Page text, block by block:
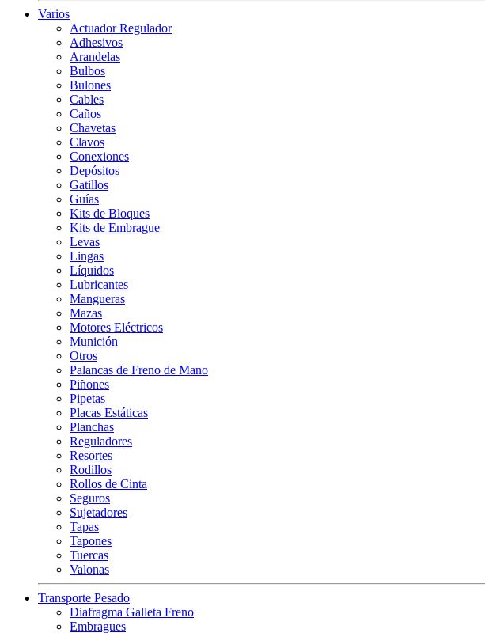
Varios
Actuador Regulador
Adhesivos
Arandelas
Bulbos
Bulones
Cables
Caños
Chavetas
Clavos
Conexiones
Depósitos
Gatillos
Guías
Kits de Bloques
Kits de Embrague
Levas
Lingas
Líquidos
Lubricantes
Mangueras
Mazas
Motores Eléctricos
Munición
Otros
Palancas de Freno de Mano
Piñones
Pipetas
Placas Estáticas
Planchas
Reguladores
Resortes
Rodillos
Rollos de Cinta
Seguros
Sujetadores
Tapas
Tapones
Tuercas
Valonas
Transporte Pesado
Diafragma Galleta Freno
Embragues